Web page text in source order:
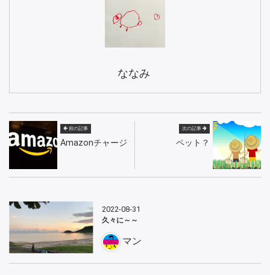
ななみ
前の記事
Amazonチャージ
次の記事
ペット？
2022-08-31
久々に～～
マン